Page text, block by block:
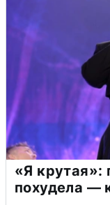
«Я крутая»:
похудела —